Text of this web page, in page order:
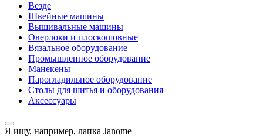
Везде
Швейные машины
Вышивальные машины
Оверлоки и плоскошовные
Вязальное оборудование
Промышленное оборудование
Манекены
Парогладильное оборудование
Столы для шитья и оборудования
Аксессуары
Я ищу, например, лапка Janome